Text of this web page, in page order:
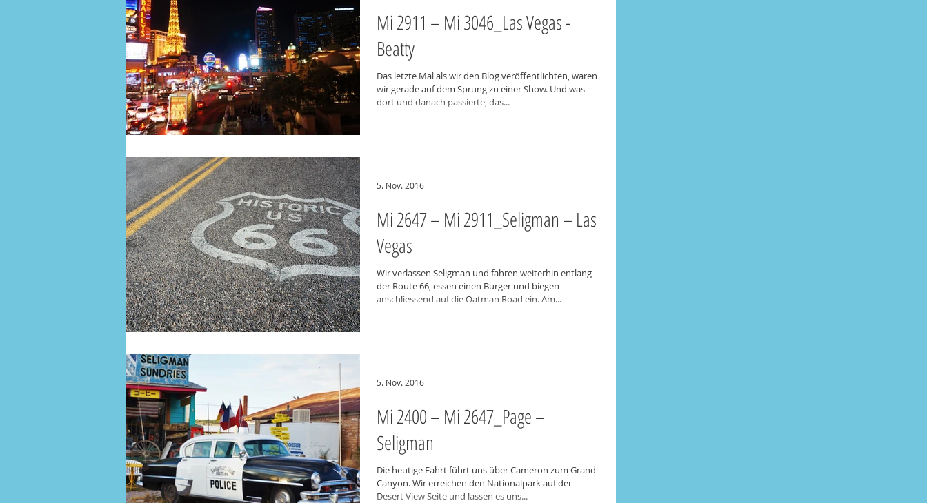
Mi 2911 – Mi 3046_Las Vegas -
Beatty
Das letzte Mal als wir den Blog veröffentlichten, waren
wir gerade auf dem Sprung zu einer Show. Und was
dort und danach passierte, das...
Mi 2647 – Mi 2911_Seligman – Las
Vegas
Wir verlassen Seligman und fahren weiterhin entlang
der Route 66, essen einen Burger und biegen
anschliessend auf die Oatman Road ein. Am...
5. Nov. 2016
Mi 2400 – Mi 2647_Page –
Seligman
Die heutige Fahrt führt uns über Cameron zum Grand
Canyon. Wir erreichen den Nationalpark auf der
Desert View Seite und lassen es uns...
5. Nov. 2016